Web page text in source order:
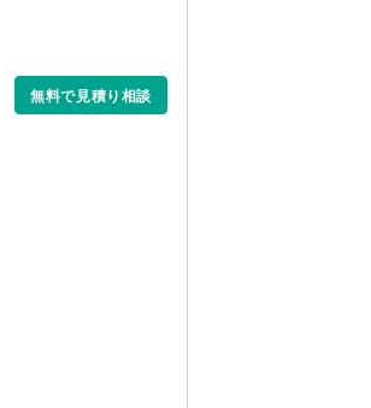
無料で見積り相談